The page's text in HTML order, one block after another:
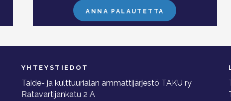
ANNA PALAUTETTA
YHTEYSTIEDOT
Taide- ja kulttuurialan ammattijärjestö TAKU ry
Ratavartijankatu 2 A